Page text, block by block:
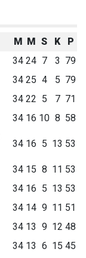
M M S K
P
34 24 7 3 79
34 25 4 5 79
34 22 5 7 71
34 16 10 8 58
34 16 5 13 53
34 15 8 11 53
34 16 5 13 53
34 14 9 11 51
34 13 9 12 48
34 13 6 15 45